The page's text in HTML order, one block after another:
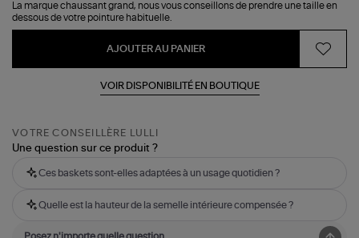
La marque chaussant grand, nous vous conseillons de prendre une taille en
dessous de votre pointure habituelle.
AJOUTER AU PANIER
VOIR DISPONIBILITÉ EN BOUTIQUE
VOTRE CONSEILLÈRE LULLI
Une question sur ce produit ?
Ces baskets sont-elles adaptées à un usage quotidien ?
Quelle est la hauteur de la semelle intérieure compensée ?